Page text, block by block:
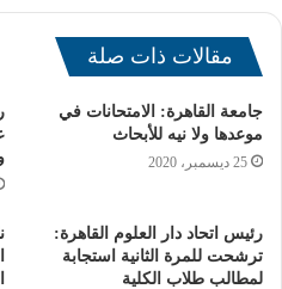
في العام
2025
سيتم تطبيق التعديل الجديد على
الدفعات المتخرجة تحت المسمى
مسمى يعكس طبيعة الدراسة
مقالات ذات صلة
جامعة القاهرة: الامتحانات في
موعدها ولا نيه للأبحاث
25 ديسمبر، 2020
رئيس اتحاد دار العلوم القاهرة:
ترشحت للمرة الثانية استجابة
لمطالب طلاب الكلية